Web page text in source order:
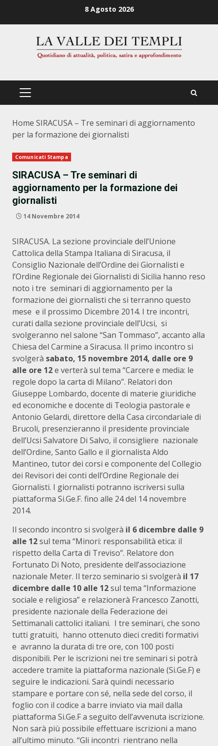
8 Agosto 2026
PRIMÄRES
Home SIRACUSA – Tre seminari di aggiornamento
per la formazione dei giornalisti
Comunicati Stampa
SIRACUSA – Tre seminari di
aggiornamento per la formazione dei
giornalisti
14 Novembre 2014
SIRACUSA. La sezione provinciale dell’Unione
Cattolica della Stampa Italiana di Siracusa, il
Consiglio Nazionale dell’Ordine dei Giornalisti e
l’Ordine Regionale dei Giornalisti di Sicilia hanno reso
noto i tre seminari di aggiornamento per la
formazione dei giornalisti che si terranno questo
mese e il prossimo Dicembre 2014. I tre incontri,
curati dalla sezione provinciale dell’Ucsi, si
svolgeranno nel salone “San Tommaso”, accanto alla
Chiesa del Carmine a Siracusa. Il primo incontro si
svolgerà sabato, 15 novembre 2014, dalle ore 9
alle ore 12e verterà sul tema “Carcere e media: le
regole dopo la carta di Milano”. Relatori don
Giuseppe Lombardo, docente di materie giuridiche
ed economiche e docente di Teologia pastorale e
Antonio Gelardi, direttore della Casa circondariale di
Brucoli, presenzieranno il presidente provinciale
dell’Ucsi Salvatore Di Salvo, il consigliere nazionale
dell’Ordine, Santo Gallo e il giornalista Aldo
Mantineo, tutor dei corsi e componente del Collegio
dei Revisori dei conti dell’Ordine Regionale dei
Giornalisti. I giornalisti potranno iscriversi sulla
piattaforma Si.Ge.F. fino alle 24 del 14 novembre
2014.
Il secondo incontro si svolgerà il 6 dicembre dalle 9
alle 12sul tema “Minori: responsabilità etica: il
rispetto della Carta di Treviso”. Relatore don
Fortunato Di Noto, presidente dell’associazione
nazionale Meter. Il terzo seminario si svolgerà il 17
dicembre dalle 10 alle 12sul tema “Informazione
sociale e religiosa” e relazionerà Francesco Zanotti,
presidente nazionale della Federazione dei
Settimanali cattolici italiani. I tre seminari, che sono
tutti gratuiti, hanno ottenuto dieci crediti formativi
e avranno la durata di tre ore, con 100 posti
disponibili. Per le iscrizioni nei tre seminari si potrà
accedere tramite la piattaforma nazionale (Si.Ge.F) e
seguire le indicazioni. Sarà quindi necessario
stampare e portare con sé, nella sede del corso, il
foglio con il codice a barre inviato via mail dalla
piattaforma Si.Ge.F a seguito dell’avvenuta iscrizione.
Non sarà più possibile effettuare iscrizioni a mano
all’ultimo minuto. “Gli incontri rientrano nella